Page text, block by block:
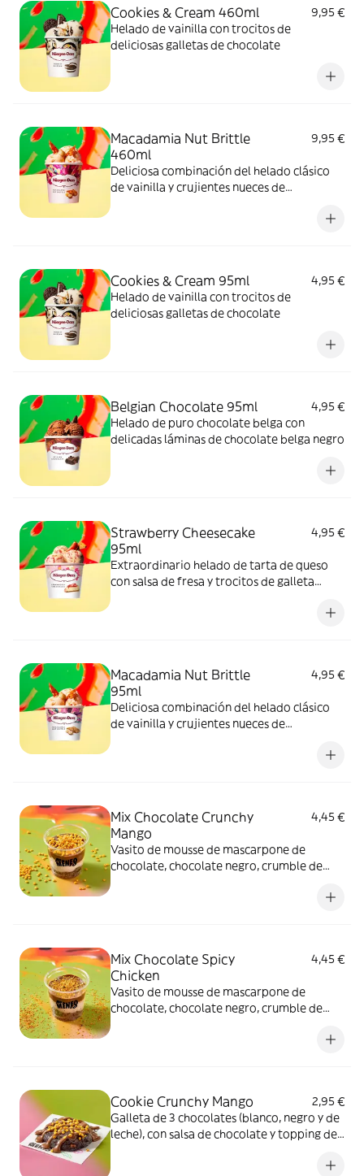
Cookies & Cream 460ml
9,95 €
Helado de vainilla con trocitos de
deliciosas galletas de chocolate
Macadamia Nut Brittle
460ml
9,95 €
Deliciosa combinación del helado clásico
de vainilla y crujientes nueces de
Cookies & Cream 95ml
4,95 €
Helado de vainilla con trocitos de
deliciosas galletas de chocolate
Belgian Chocolate 95ml
4,95 €
Helado de puro chocolate belga con
delicadas láminas de chocolate belga negro
Strawberry Cheesecake
95ml
4,95 €
Extraordinario helado de tarta de queso
con salsa de fresa y trocitos de galleta
Macadamia Nut Brittle
95ml
4,95 €
Deliciosa combinación del helado clásico
de vainilla y crujientes nueces de
Mix Chocolate Crunchy
Mango
4,45 €
Vasito de mousse de mascarpone de
chocolate, chocolate negro, crumble de
Mix Chocolate Spicy
Chicken
4,45 €
Vasito de mousse de mascarpone de
chocolate, chocolate negro, crumble de
Cookie Crunchy Mango
2,95 €
Galleta de 3 chocolates (blanco, negro y de
leche), con salsa de chocolate y topping de